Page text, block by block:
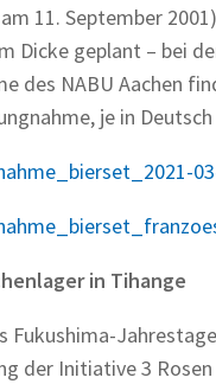
11. September
Dicke geplant – bei
des NABU Aachen
je in
in Tihange
Fukushima-
der Initiative 3